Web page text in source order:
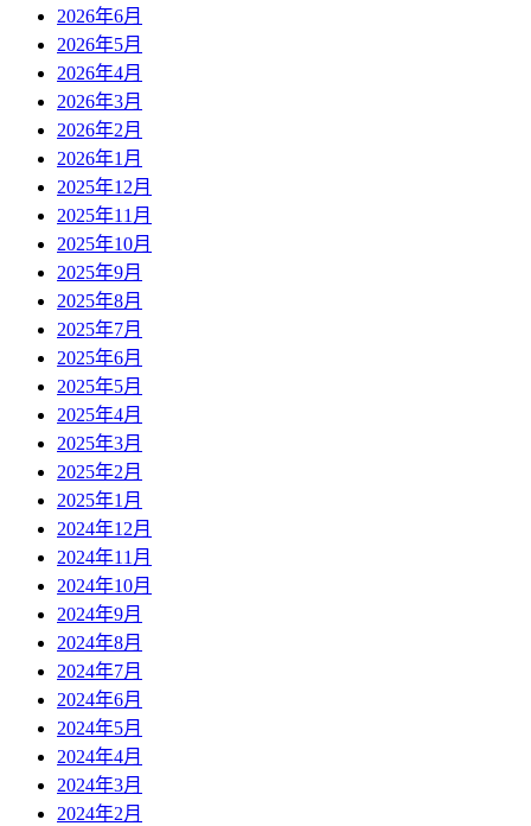
2026年6月
2026年5月
2026年4月
2026年3月
2026年2月
2026年1月
2025年12月
2025年11月
2025年10月
2025年9月
2025年8月
2025年7月
2025年6月
2025年5月
2025年4月
2025年3月
2025年2月
2025年1月
2024年12月
2024年11月
2024年10月
2024年9月
2024年8月
2024年7月
2024年6月
2024年5月
2024年4月
2024年3月
2024年2月